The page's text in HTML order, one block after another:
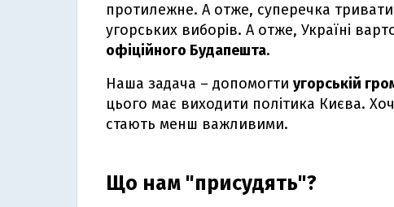
протилежне. А отже, суперечка
угорських виборів. А отже, Україні
офіційного Будапешта.
Наша задача – допомогти угорській
цього має виходити політика Києва.
стають менш важливими.
Що нам "присудять"?